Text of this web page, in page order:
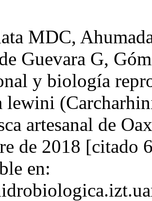
MDC,
Guevara G,
y biología
lewini
artesanal de
de 2018 [citado
en: